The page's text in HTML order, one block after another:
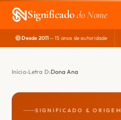
Significadodo Nome
EXPLORAR
NOME PERFEITO
Desde 2011— 15 anos de autoridade
Início Letra D Dona Ana
SIGNIFICADO & ORIGEM